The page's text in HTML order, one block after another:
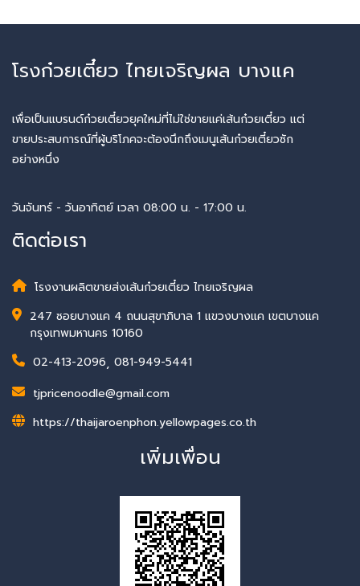
โรงก๋วยเตี๋ยว ไทยเจริญผล บางแค
เพื่อเป็นแบรนด์ก๋วยเตี๋ยวยุคใหม่ที่ไม่ใช่ขายแค่เส้นก๋วยเตี๋ยว แต่
ขายประสบการณ์ที่ผู้บริโภคจะต้องนึกถึงเมนูเส้นก๋วยเตี๋ยวซัก
อย่างหนึ่ง
วันจันทร์ - วันอาทิตย์ เวลา 08:00 น. - 17:00 น.
ติดต่อเรา
โรงงานผลิตขายส่งเส้นก๋วยเตี๋ยว ไทยเจริญผล
247 ซอยบางแค 4 ถนนสุขาภิบาล 1 แขวงบางแค เขตบางแค
กรุงเทพมหานคร 10160
02-413-2096, 081-949-5441
tjpricenoodle@gmail.com
https://thaijaroenphon.yellowpages.co.th
เพิ่มเพื่อน